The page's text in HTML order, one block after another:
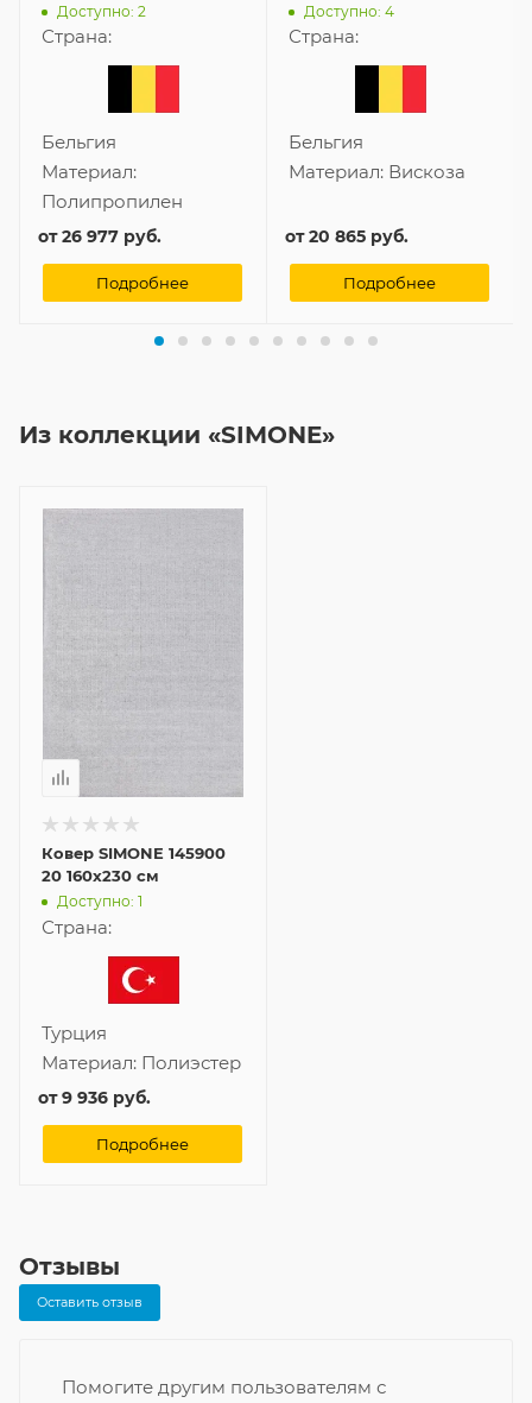
Доступно: 2
Страна:
Бельгия
Материал:
Полипропилен
от26 977 руб.
Подробнее
Доступно: 4
Страна:
Бельгия
Материал: Вискоза
от20 865 руб.
Подробнее
Из коллекции «SIMONE»
Ковер SIMONE 145900
20 160x230 см
Доступно: 1
Страна:
Турция
Материал: Полиэстер
от9 936 руб.
Подробнее
Отзывы
Оставить отзыв
Помогите другим пользователям с